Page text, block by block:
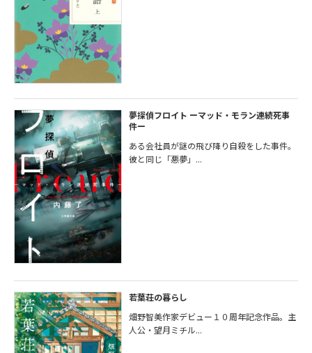
夢探偵フロイト ーマッド・モラン連続死事
件ー
ある会社員が謎の飛び降り自殺をした事件。
彼と同じ「悪夢」...
若葉荘の暮らし
畑野智美作家デビュー１０周年記念作品。主
人公・望月ミチル...